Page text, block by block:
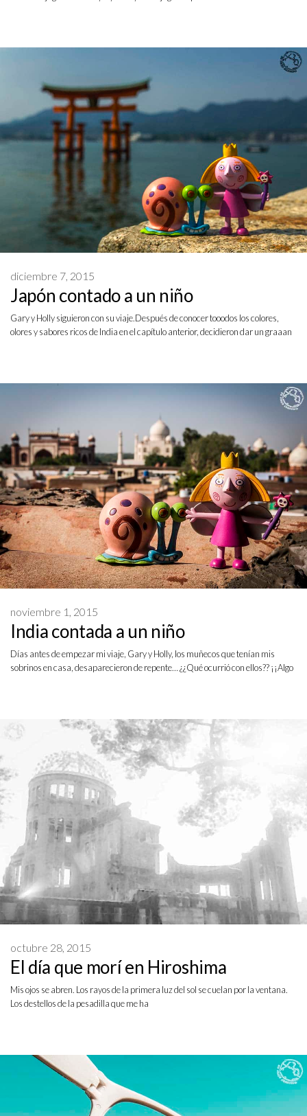
Japón contado a un niño
diciembre 7, 2015
Gary y Holly siguieron con su viaje.Después de conocer tooodos los colores,
olores y sabores ricos de India en el capítulo anterior, decidieron dar un graaan
India contada a un niño
noviembre 1, 2015
Días antes de empezar mi viaje, Gary y Holly, los muñecos que tenían mis
sobrinos en casa, desaparecieron de repente… ¿¿Qué ocurrió con ellos?? ¡¡Algo
El día que morí en Hiroshima
octubre 28, 2015
Mis ojos se abren. Los rayos de la primera luz del sol se cuelan por la ventana.
Los destellos de la pesadilla que me ha